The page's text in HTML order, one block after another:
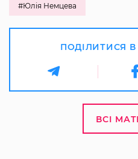
#Юлія Немцева
ПОДІЛИТИСЯ
ВСІ